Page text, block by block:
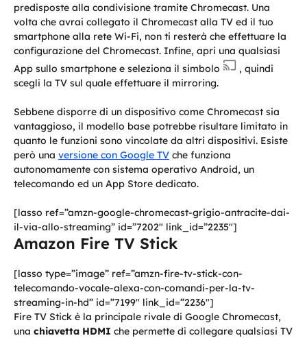
predisposte alla condivisione tramite Chromecast. Una
volta che avrai collegato il Chromecast alla TV ed il tuo
smartphone alla rete Wi-Fi, non ti resterà che effettuare la
configurazione del Chromecast. Infine, apri una qualsiasi
App sullo smartphone e seleziona il simbolo
, quindi
scegli la TV sul quale effettuare il mirroring.
Sebbene disporre di un dispositivo come Chromecast sia
vantaggioso, il modello base potrebbe risultare limitato in
quanto le funzioni sono vincolate da altri dispositivi. Esiste
però una versione con Google TV che funziona
autonomamente con sistema operativo Android, un
telecomando ed un App Store dedicato.
[lasso ref=”amzn-google-chromecast-grigio-antracite-dai-
il-via-allo-streaming” id=”7202″ link_id=”2235″]
Amazon Fire TV Stick
[lasso type=”image” ref=”amzn-fire-tv-stick-con-
telecomando-vocale-alexa-con-comandi-per-la-tv-
streaming-in-hd” id=”7199″ link_id=”2236″]
Fire TV Stick è la principale rivale di Google Chromecast,
una chiavetta HDMI che permette di collegare qualsiasi TV